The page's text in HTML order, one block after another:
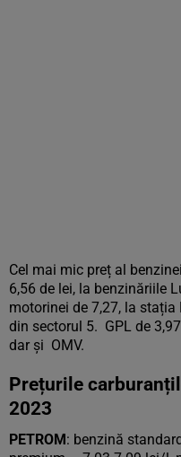
Cel mai mic preț al
6,56 de lei, la benzinăriile
motorinei de 7,27, la
din sectorul 5. GPL de
dar și OMV.
Prețurile
2023
PETROM: benzină